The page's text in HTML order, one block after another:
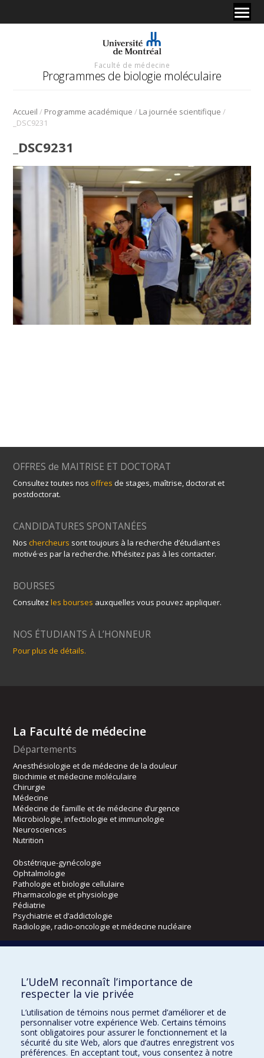
Faculté de médecine
Programmes de biologie moléculaire
Accueil / Programme académique / La journée scientifique /
_DSC9231
_DSC9231
OFFRES de MAITRISE ET DOCTORAT
Consultez toutes nos offres de stages, maîtrise, doctorat et
postdoctorat.
CANDIDATURES SPONTANÉES
Noschercheurs sont toujours à la recherche d’étudiant·es
motivé·es par la recherche. N’hésitez pas à les contacter.
BOURSES
Consultezles bourses auxquelles vous pouvez appliquer.
NOS ÉTUDIANTS À L’HONNEUR
Pour plus de détails.
La Faculté de médecine
Départements
Anesthésiologie et de médecine de la douleur
Biochimie et médecine moléculaire
Chirurgie
Médecine
Médecine de famille et de médecine d’urgence
Microbiologie, infectiologie et immunologie
Neurosciences
Nutrition
Obstétrique-gynécologie
Ophtalmologie
Pathologie et biologie cellulaire
Pharmacologie et physiologie
Pédiatrie
Psychiatrie et d’addictologie
Radiologie, radio-oncologie et médecine nucléaire
Kinésiologie et des sciences de l’activité physique
Orthophonie et audiologie
Directions
DPC
L’UdeM reconnaît l’importance de
respecter la vie privée
L’utilisation de témoins nous permet d’améliorer et de
personnaliser votre expérience Web. Certains témoins
sont obligatoires pour assurer le fonctionnement et la
sécurité du site Web, alors que d’autres enregistrent vos
préférences. En acceptant tout, vous consentez à notre